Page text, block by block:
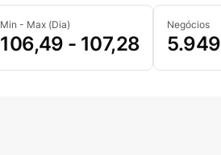
Min - Max (Dia)
106,49 - 107,28
Negócios
5.949